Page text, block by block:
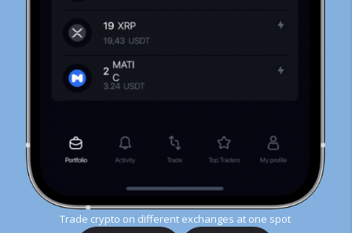
Trade crypto on different exchanges at one spot